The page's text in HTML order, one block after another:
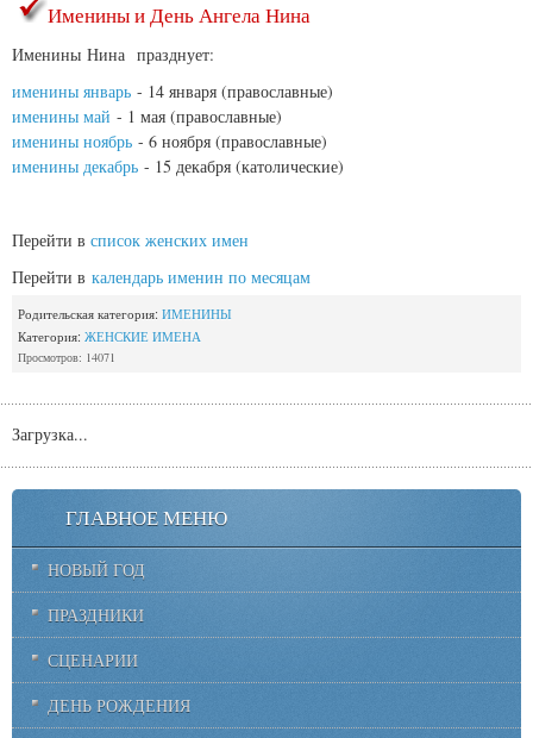
Именины и День Ангела Нина
Именины Нина празднует:
именины январь - 14 января (православные)
именины май - 1 мая (православные)
именины ноябрь - 6 ноября (православные)
именины декабрь - 15 декабря (католические)
Перейти в список женских имен
Перейти в календарь именин по месяцам
Родительская категория: ИМЕНИНЫ
Категория: ЖЕНСКИЕ ИМЕНА
Просмотров: 14071
Загрузка...
ГЛАВНОЕ МЕНЮ
НОВЫЙ ГОД
ПРАЗДНИКИ
СЦЕНАРИИ
ДЕНЬ РОЖДЕНИЯ